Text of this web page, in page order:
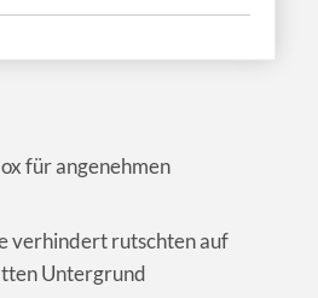
für angenehmen
verhindert rutschten auf
Untergrund